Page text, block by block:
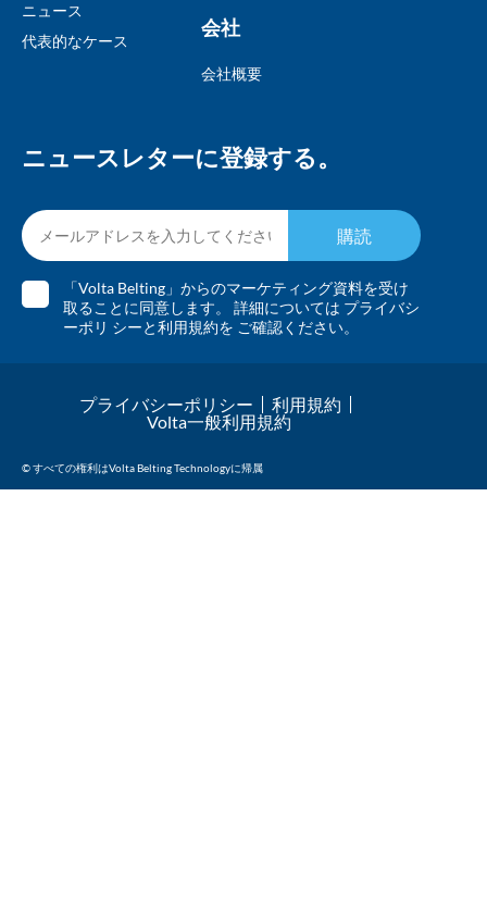
ニュース
代表的なケース
会社
会社概要
ニュースレターに登録する。
「Volta Belting」からのマーケティング資料を受け
取ることに同意します。 詳細については プライバシ
ーポリ シーと利用規約を ご確認ください。
購読
© すべての権利はVolta Belting Technologyに帰属
プライバシーポリシー
利用規約
Volta一般利用規約